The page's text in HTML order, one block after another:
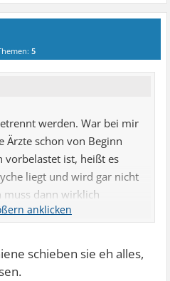
5
werden. War bei mir
Ärzte schon von Beginn
vorbelastet ist, heißt es
liegt und wird gar nicht
muss dann wirklich
dass trotzdem mal
schieben sie eh alles,